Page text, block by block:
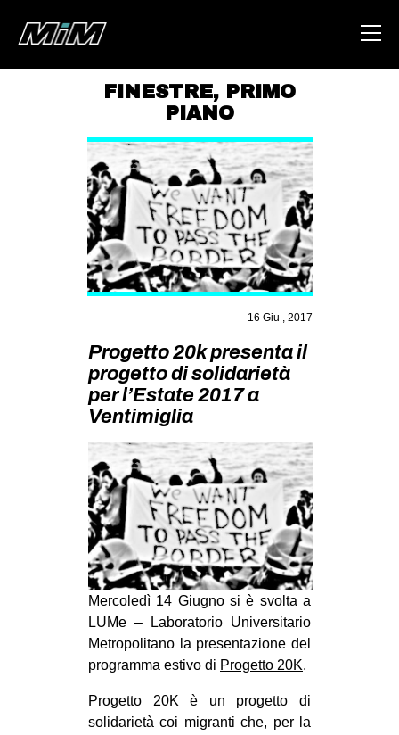
HOME
ABOUT
AREA
DEGENERAZIONE
GAZA FREESTYLE
CSOA LAMBRETTA
STUDENTI TSUNAMI
ZAM
MILANO
MOBILITAZIONI
SPAZI
SPORT POPOLARE
MOVIMENTI
AMBIENTE
ANTIFASCISMO
DIRITTO ALL’ABITARE
GENERI
PRECARIATO
FINESTRE, PRIMO
PIANO
16 Giu , 2017
Progetto 20k presenta il
progetto di solidarietà
per l’Estate 2017 a
Ventimiglia
Mercoledì 14 Giugno si è svolta a
LUMe – Laboratorio Universitario
Metropolitano la presentazione del
programma estivo di Progetto 20K.
Progetto 20K è un progetto di
solidarietà coi migranti che, per la